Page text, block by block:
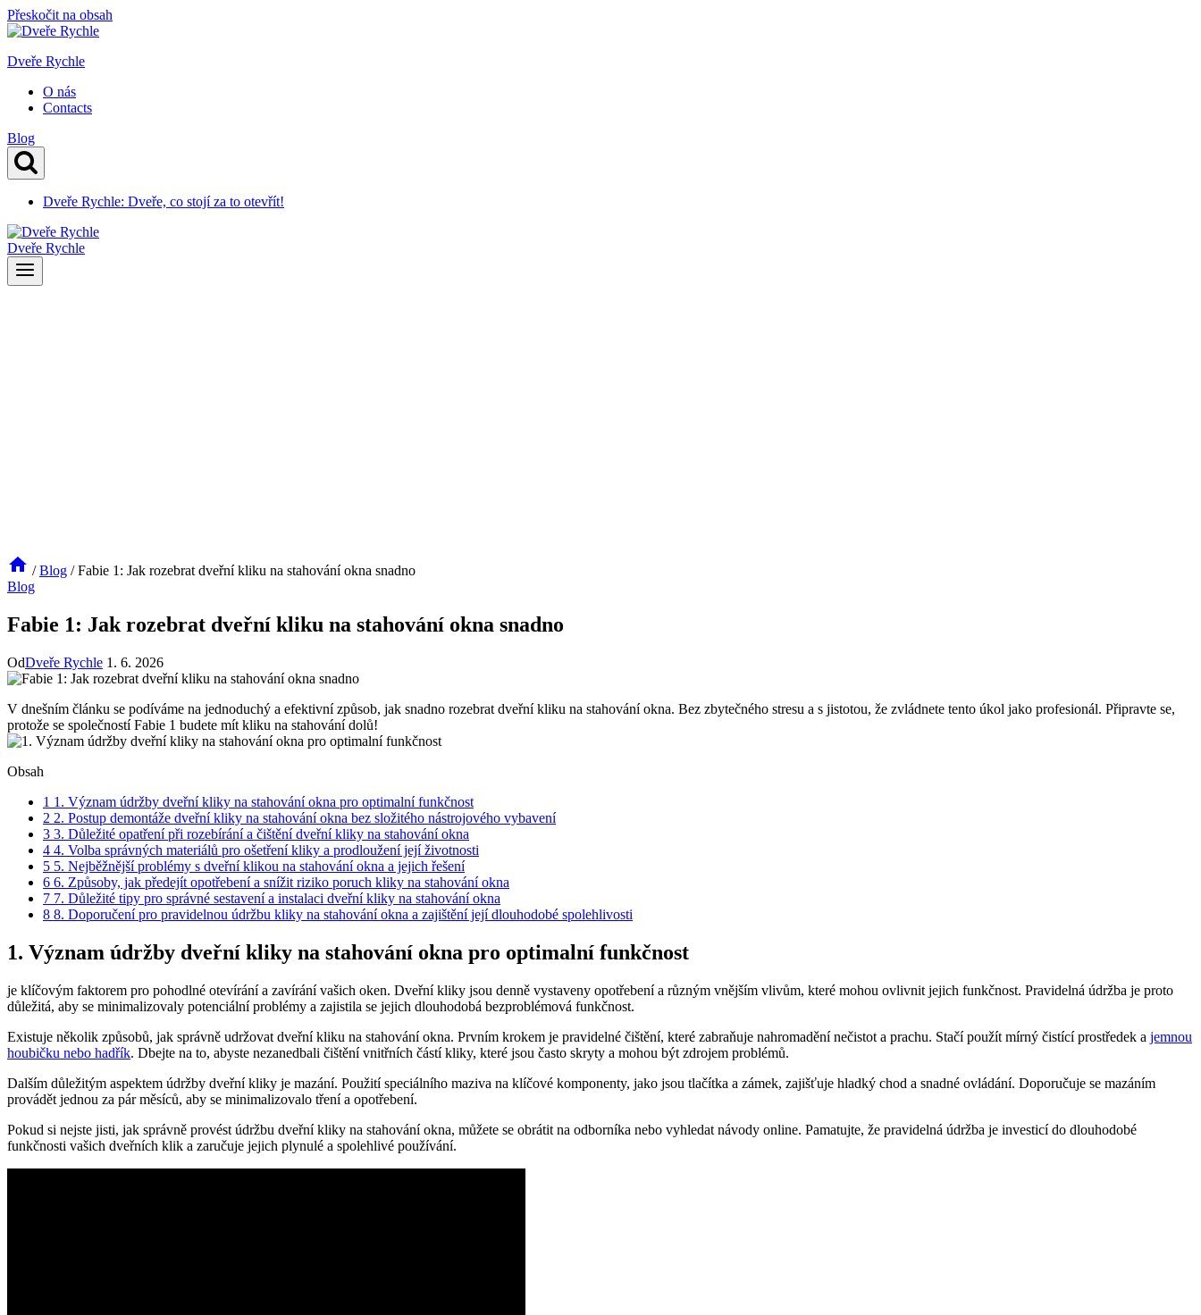
Přeskočit na obsah
Dveře Rychle
O nás
Contacts
Blog
Dveře Rychle: Dveře, co stojí za to otevřít!
Dveře Rychle
/ Blog / Fabie 1: Jak rozebrat dveřní kliku na stahování okna snadno
Blog
Fabie 1: Jak rozebrat dveřní kliku na stahování okna snadno
OdDveře Rychle 1. 6. 2026
V dnešním článku⁣ se podíváme na jednoduchý a efektivní způsob, ‌jak snadno rozebrat dveřní kliku na stahování okna. Bez zbytečného stresu a s jistotou, že zvládnete ​tento úkol ‌jako profesionál. ⁣Připravte se,
protože se ⁣společností⁢ Fabie 1 budete mít kliku na stahování dolů!
Obsah
1 1.‌ Význam⁣ údržby ‍dveřní kliky na ⁤stahování okna pro optimalní funkčnost
2 2. Postup​ demontáže ‍dveřní kliky ⁤na stahování ⁢okna bez složitého nástrojového vybavení
3 3. Důležité opatření při rozebírání‍ a čištění ⁣dveřní ⁤kliky‍ na⁤ stahování okna
4 4. Volba správných materiálů pro ošetření ⁢kliky a prodloužení její životnosti
5 5. Nejběžnější problémy s dveřní klikou ⁣na stahování okna a jejich řešení
6 6. Způsoby, ‍jak předejít opotřebení a snížit riziko poruch kliky na stahování okna
7 7. Důležité tipy pro ⁣správné sestavení a instalaci dveřní kliky ⁤na stahování ‍okna
8 8. Doporučení‌ pro pravidelnou údržbu⁤ kliky na stahování okna a zajištění⁤ její dlouhodobé spolehlivosti
1.‌ Význam⁣ údržby ‍dveřní kliky na ⁤stahování okna pro optimalní funkčnost
je klíčovým faktorem pro pohodlné ⁣otevírání ⁤a zavírání vašich⁣ oken. Dveřní kliky ⁣jsou⁣ denně vystaveny opotřebení⁤ a různým⁣ vnějším ⁤vlivům, které⁢ mohou‌ ovlivnit jejich funkčnost. Pravidelná údržba⁣ je proto ​
důležitá, ⁢aby se minimalizovaly potenciální problémy‍ a zajistila⁢ se jejich ⁢dlouhodobá bezproblémová funkčnost.
Existuje několik způsobů, ‍jak správně udržovat dveřní kliku na stahování okna. ⁤Prvním krokem je pravidelné čištění, které ⁤zabraňuje nahromadění nečistot a ⁤prachu. Stačí použít mírný čistící prostředek⁤ a jemnou
houbičku‌ nebo hadřík. Dbejte na‍ to, abyste nezanedbali čištění vnitřních ‍částí kliky, které jsou často skryty a mohou být zdrojem problémů.
Dalším důležitým aspektem ‌údržby dveřní kliky⁢ je mazání. Použití speciálního‍ maziva ⁢na ⁣klíčové⁢ komponenty, jako ⁣jsou tlačítka a zámek, zajišťuje ​hladký ‌chod a snadné ovládání. Doporučuje se mazáním
provádět jednou za pár měsíců, aby se ​minimalizovalo tření ​a opotřebení.
Pokud si nejste ⁣jisti, jak správně⁢ provést údržbu dveřní kliky na stahování okna, můžete ⁤se obrátit na odborníka‌ nebo ‌vyhledat návody online. ‌Pamatujte, že pravidelná údržba je investicí do dlouhodobé
funkčnosti ⁣vašich dveřních ⁢klik a zaručuje jejich ⁣plynulé a spolehlivé používání.